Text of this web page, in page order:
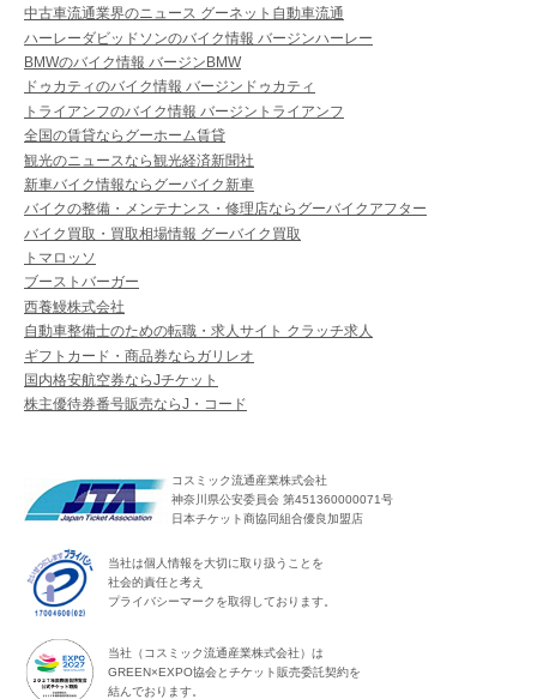
中古車流通業界のニュース グーネット自動車流通
ハーレーダビッドソンのバイク情報 バージンハーレー
BMWのバイク情報 バージンBMW
ドゥカティのバイク情報 バージンドゥカティ
トライアンフのバイク情報 バージントライアンフ
全国の賃貸ならグーホーム賃貸
観光のニュースなら観光経済新聞社
新車バイク情報ならグーバイク新車
バイクの整備・メンテナンス・修理店ならグーバイクアフター
バイク買取・買取相場情報 グーバイク買取
トマロッソ
ブーストバーガー
西養鰻株式会社
自動車整備士のための転職・求人サイト クラッチ求人
ギフトカード・商品券ならガリレオ
国内格安航空券ならJチケット
株主優待券番号販売ならJ・コード
コスミック流通産業株式会社
神奈川県公安委員会 第451360000071号
日本チケット商協同組合優良加盟店
当社は個人情報を大切に取り扱うことを
社会的責任と考え
プライバシーマークを取得しております。
当社（コスミック流通産業株式会社）は
GREEN×EXPO協会とチケット販売委託契約を
結んでおります。